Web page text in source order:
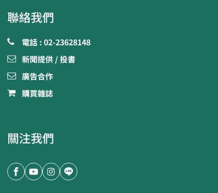
聯絡我們
電話 : 02-23628148
新聞提供 / 投書
廣告合作
購買雜誌
關注我們